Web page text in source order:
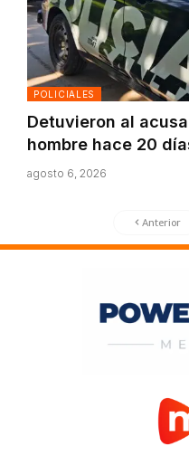
POLICIALES
Detuvieron al
hombre hace 20
agosto 6, 2026
Anterior